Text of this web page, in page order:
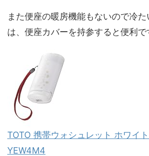
また便座の暖房機能もないので冷
は、便座カバーを持参すると便利で
TOTO 携帯ウォシュレット ホワイ
YEW4M4